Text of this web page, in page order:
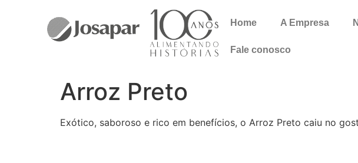
Home A Empresa
Fale conosco
Arroz Preto
Exótico, saboroso e rico em benefícios, o Arroz Preto caiu no